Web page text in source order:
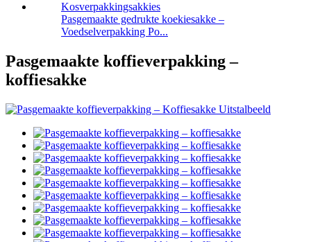
Pasgemaakte gedrukte koekiesakke –
Voedselverpakking Po...
Pasgemaakte koffieverpakking –
koffiesakke